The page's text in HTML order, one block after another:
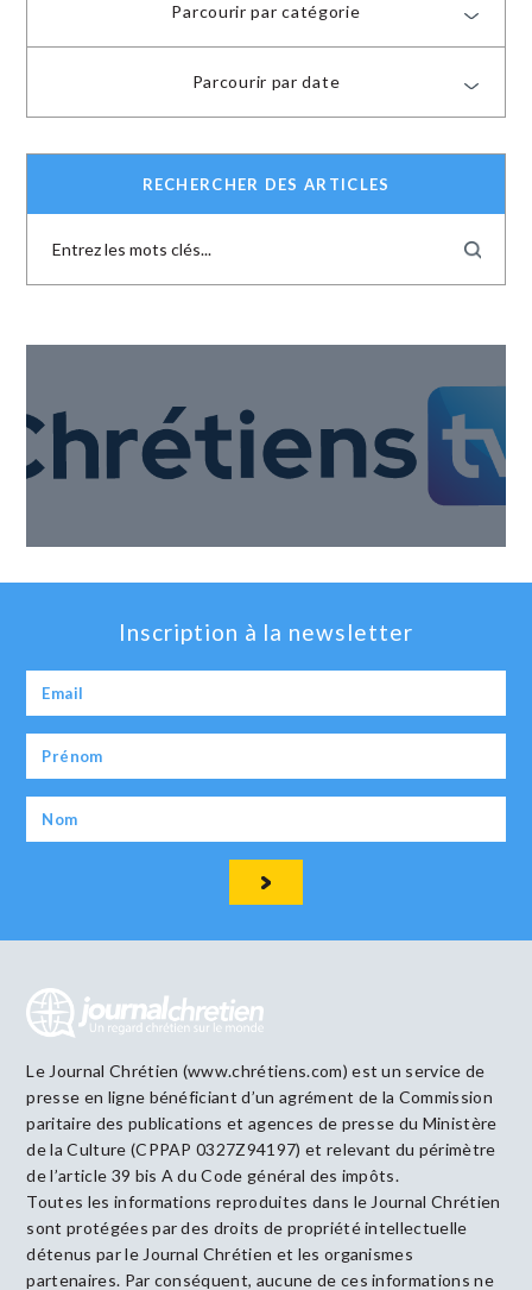
Parcourir par catégorie
Parcourir par date
RECHERCHER DES ARTICLES
Inscription à la newsletter
Le Journal Chrétien (www.chrétiens.com) est un service de
presse en ligne bénéficiant d’un agrément de la Commission
paritaire des publications et agences de presse du Ministère
de la Culture (CPPAP 0327Z94197) et relevant du périmètre
de l’article 39 bis A du Code général des impôts.
Toutes les informations reproduites dans le Journal Chrétien
sont protégées par des droits de propriété intellectuelle
détenus par le Journal Chrétien et les organismes
partenaires. Par conséquent, aucune de ces informations ne